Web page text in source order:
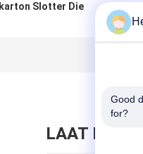
karton Slotter Die
LAAT
Good
for?